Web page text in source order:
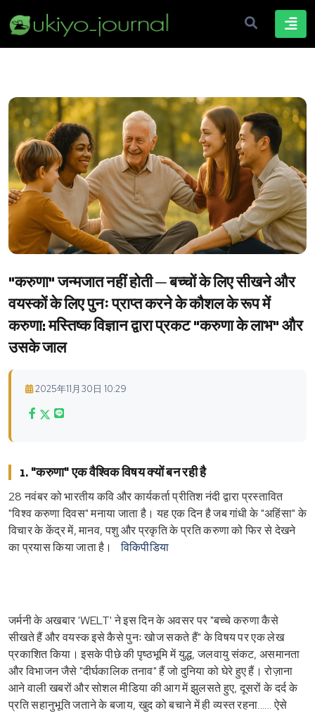
"करुणा" जन्मजात नहीं होती ─ बच्चों के लिए सीखने और
वयस्कों के लिए पुनः प्राप्त करने के कौशल के रूप में
करुणा: मस्तिष्क विज्ञान द्वारा प्रकट "करुणा के लाभ" और
उसके जाल
2025年11月30日 10:29
1. "करुणा" एक वैश्विक विषय क्यों बन रही है
28 नवंबर को भारतीय कवि और कार्यकर्ता प्रीतिश नंदी द्वारा प्रस्तावित
"विश्व करुणा दिवस" मनाया जाता है। यह एक दिन है जब गांधी के "अहिंसा" के
विचार के केंद्र में, मानव, पशु और प्रकृति के प्रति करुणा को फिर से देखने
का प्रयास किया जाता है।
विकिपीडिया
जर्मनी के अखबार 'WELT' ने इस दिन के अवसर पर "बच्चे करुणा कैसे
सीखते हैं और वयस्क इसे कैसे पुनः खोज सकते हैं" के विषय पर एक लेख
प्रकाशित किया। इसके पीछे की पृष्ठभूमि में युद्ध, जलवायु संकट, असमानता
और विभाजन जैसे "दीर्घकालिक तनाव" हैं जो दुनिया को घेरे हुए हैं। रोज़ाना
आने वाली खबरों और सोशल मीडिया की आग में झुलसते हुए, दूसरों के दर्द के
प्रति सहानुभूति जताने के बजाय, खुद को बचाने में ही व्यस्त रहना...... ऐसे